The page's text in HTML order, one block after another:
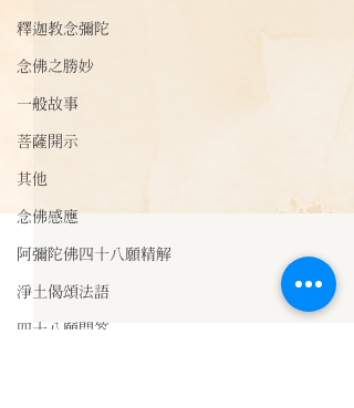
釋迦教念彌陀
念佛之勝妙
一般故事
菩薩開示
其他
念佛感應
阿彌陀佛四十八願精解
淨土偈頌法語
四十八願問答